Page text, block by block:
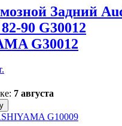
Задний
90 G30012
G30012
7 августа